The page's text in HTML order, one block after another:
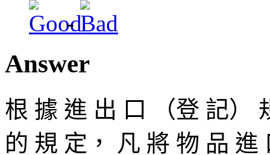
-
Answer
根 據 進 出 口 （登 記）
的 規 定， 凡 將 物 品